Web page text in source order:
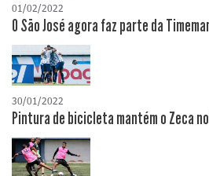
01/02/2022
O São José agora faz parte da
30/01/2022
Pintura de bicicleta mantém o Zeca no